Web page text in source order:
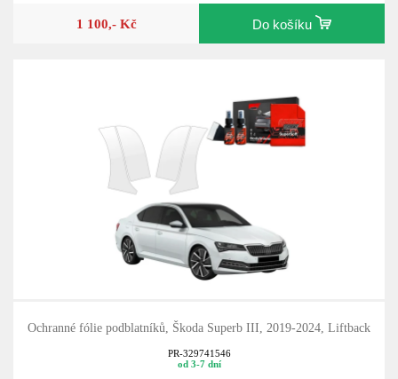
1 100,- Kč Do košíku
Ochranné fólie podblatníků, Škoda Superb III, 2019-2024, Liftback
PR-329741546
od 3-7 dní